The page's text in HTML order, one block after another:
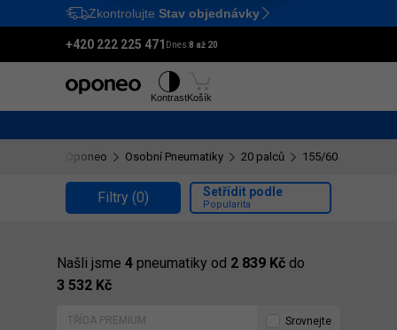
Ctrl M
Zkontrolujte Stav objednávky
+420 222 225 471 Dnes:8 až 20
KontrastKošík
Oponeo Osobní Pneumatiky 20 palců 155/60 R20
Filtry (0)
Našli jsme 4 pneumatiky od 2 839 Kč do
3 532 Kč
Setřídit podle
Popularita
TŘÍDA PREMIUM Srovnejte